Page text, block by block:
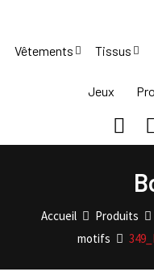
content
Vêtements Tissus
Jeux
Accueil Produits
motifs